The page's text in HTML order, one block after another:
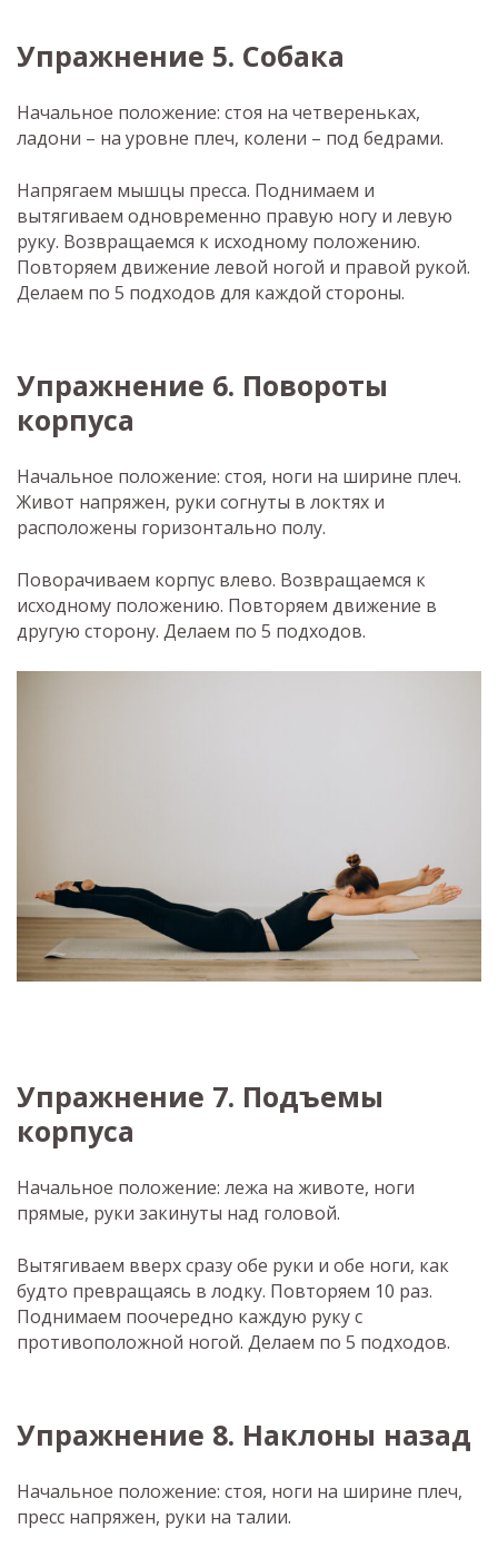
Упражнение 5. Собака
Начальное положение: стоя на четвереньках,
ладони – на уровне плеч, колени – под бедрами.
Напрягаем мышцы пресса. Поднимаем и
вытягиваем одновременно правую ногу и левую
руку. Возвращаемся к исходному положению.
Повторяем движение левой ногой и правой рукой.
Делаем по 5 подходов для каждой стороны.
Упражнение 6. Повороты
корпуса
Начальное положение: стоя, ноги на ширине плеч.
Живот напряжен, руки согнуты в локтях и
расположены горизонтально полу.
Поворачиваем корпус влево. Возвращаемся к
исходному положению. Повторяем движение в
другую сторону. Делаем по 5 подходов.
Упражнение 7. Подъемы
корпуса
Начальное положение: лежа на животе, ноги
прямые, руки закинуты над головой.
Вытягиваем вверх сразу обе руки и обе ноги, как
будто превращаясь в лодку. Повторяем 10 раз.
Поднимаем поочередно каждую руку с
противоположной ногой. Делаем по 5 подходов.
Упражнение 8. Наклоны назад
Начальное положение: стоя, ноги на ширине плеч,
пресс напряжен, руки на талии.